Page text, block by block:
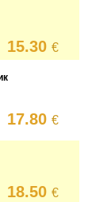
15.30€
17.80€
18.50€